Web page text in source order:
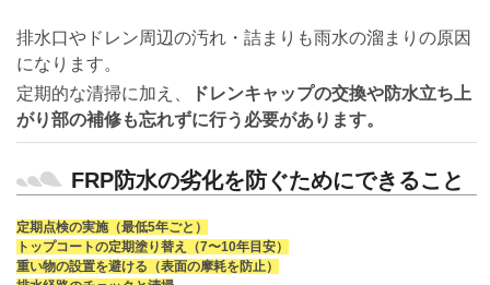
排水口やドレン周辺の汚れ・詰まりも雨水の溜まりの原因
になります。
定期的な清掃に加え、
ドレンキャップの交換や防水立ち上
がり部の補修も忘れずに行う必要があります。
FRP防水の劣化を防ぐためにできること
定期点検の実施（最低5年ごと）
トップコートの定期塗り替え（7〜10年目安）
重い物の設置を避ける（表面の摩耗を防止）